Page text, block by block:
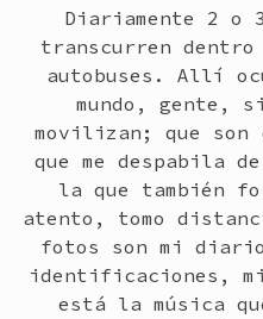
Diariamente 2 o
transcurren
autobuses. Allí
mundo, gente,
movilizan; que son
que me despabila
la que también
atento, tomo
fotos son mi
identificaciones,
está la música